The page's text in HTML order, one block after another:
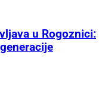
u Rogoznici: